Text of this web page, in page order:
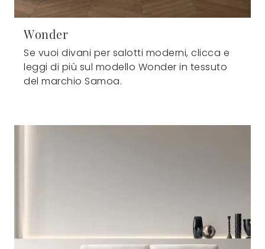
Wonder
Se vuoi divani per salotti moderni, clicca e
leggi di più sul modello Wonder in tessuto
del marchio Samoa.